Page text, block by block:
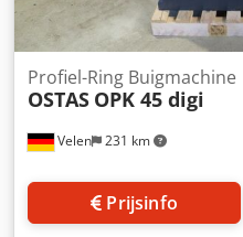
Velen 231 km
Profiel-Ring Buigmachine
OSTAS OPK 45 digi
Prijsinfo